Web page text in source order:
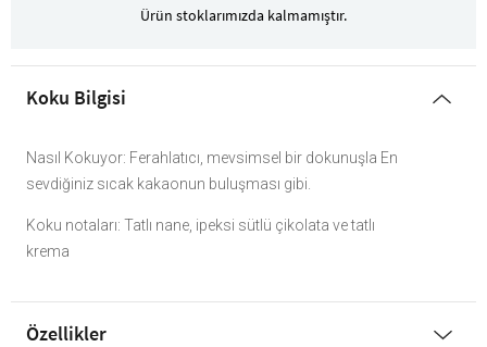
Ürün stoklarımızda kalmamıştır.
Koku Bilgisi
Nasıl Kokuyor: Ferahlatıcı, mevsimsel bir dokunuşla En
sevdiğiniz sıcak kakaonun buluşması gibi.
Koku notaları: Tatlı nane, ipeksi sütlü çikolata ve tatlı
krema
Özellikler